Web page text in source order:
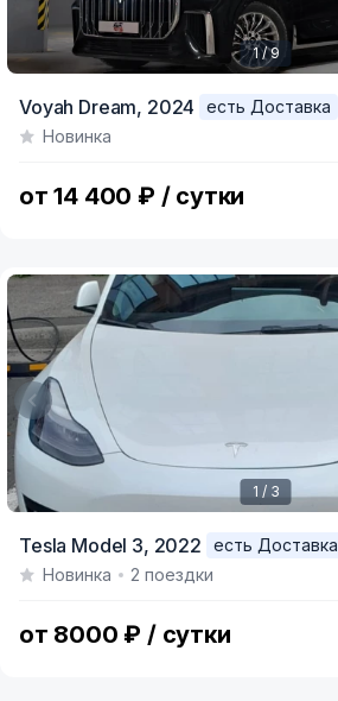
of
1 / 9
Voyah Dream, 2024
есть Доставка
Новинка
от 14 400 ₽ / сутки
of
1 / 3
Tesla Model 3, 2022
есть Доставка
Новинка
2 поездки
от 8000 ₽ / сутки